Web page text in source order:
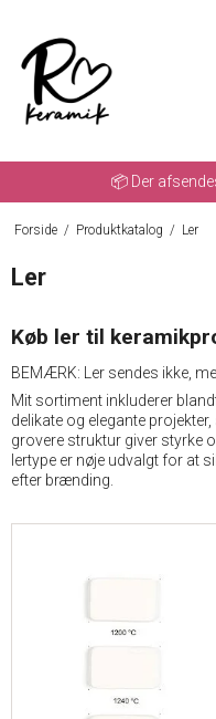
📦 Der
Forside / Produktkatalog / Ler
Ler
Køb ler til
BEMÆRK: Ler sendes ikke,
Mit sortiment inkluderer
delikate og elegante
grovere struktur giver styrke
lertype er nøje udvalgt for at
efter brænding.